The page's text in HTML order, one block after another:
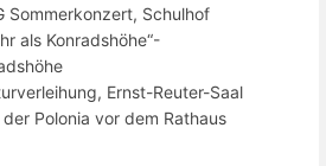
Sommerkonzert, Schulhof
als Konradshöhe“-
Ernst-Reuter-Saal
Polonia vor dem Rathaus